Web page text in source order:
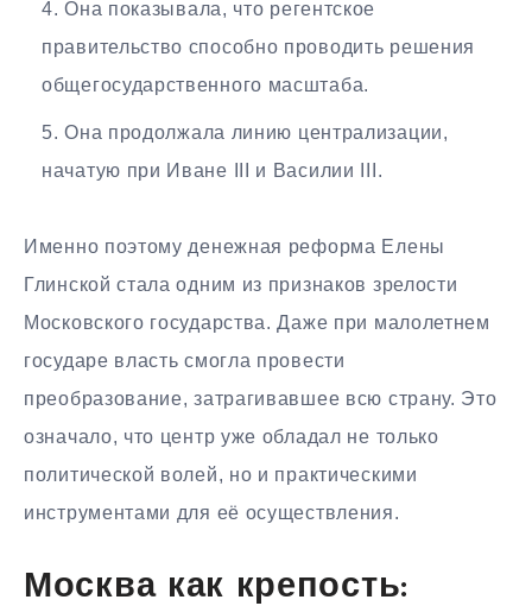
Она показывала, что регентское
правительство способно проводить решения
общегосударственного масштаба.
Она продолжала линию централизации,
начатую при Иване III и Василии III.
Именно поэтому денежная реформа Елены
Глинской стала одним из признаков зрелости
Московского государства. Даже при малолетнем
государе власть смогла провести
преобразование, затрагивавшее всю страну. Это
означало, что центр уже обладал не только
политической волей, но и практическими
инструментами для её осуществления.
Москва как крепость: